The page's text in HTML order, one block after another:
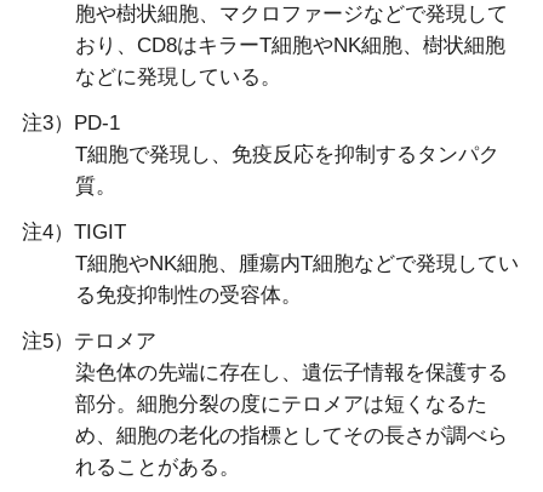
胞や樹状細胞、マクロファージなどで発現して
おり、CD8はキラーT細胞やNK細胞、樹状細胞
などに発現している。
注3）PD-1
T細胞で発現し、免疫反応を抑制するタンパク
質。
注4）TIGIT
T細胞やNK細胞、腫瘍内T細胞などで発現してい
る免疫抑制性の受容体。
注5）テロメア
染色体の先端に存在し、遺伝子情報を保護する
部分。細胞分裂の度にテロメアは短くなるた
め、細胞の老化の指標としてその長さが調べら
れることがある。